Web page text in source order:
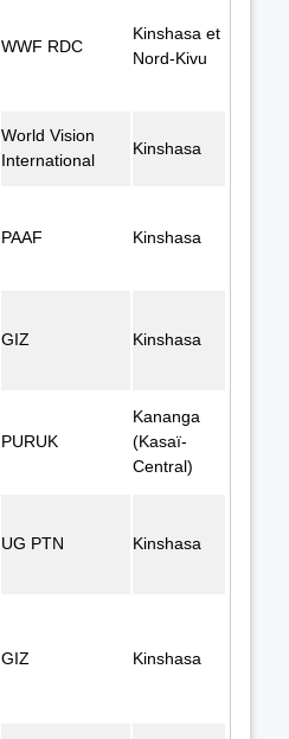
WWF RDC
Kinshasa et
Nord-Kivu
World Vision
International
Kinshasa
PAAF Kinshasa
GIZ Kinshasa
PURUK
Kananga
(Kasaï-
Central)
UG PTN Kinshasa
GIZ Kinshasa